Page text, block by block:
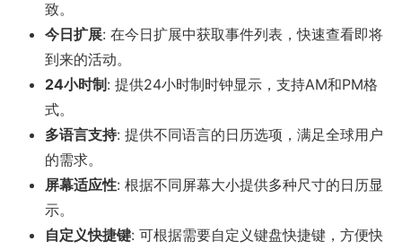
致。
今日扩展: 在今日扩展中获取事件列表，快速查看即将
到来的活动。
24小时制 : 提供24小时制时钟显示，支持AM和PM格
式。
多语言支持: 提供不同语言的日历选项，满足全球用户
的需求。
屏幕适应性: 根据不同屏幕大小提供多种尺寸的日历显
示。
自定义快捷键: 可根据需要自定义键盘快捷键，方便快